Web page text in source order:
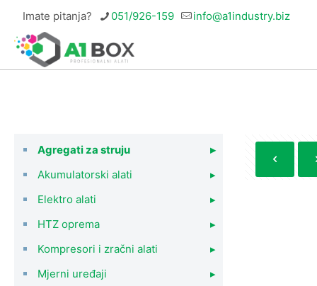
Imate pitanja? 051/926-159 info@a1industry.biz
Agregati za struju
▸
Akumulatorski alati
▸
Elektro alati
▸
HTZ oprema
▸
Kompresori i zračni alati
▸
Mjerni uređaji
▸